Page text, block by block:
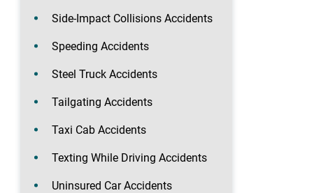
Side-Impact Collisions Accidents
Speeding Accidents
Steel Truck Accidents
Tailgating Accidents
Taxi Cab Accidents
Texting While Driving Accidents
Uninsured Car Accidents